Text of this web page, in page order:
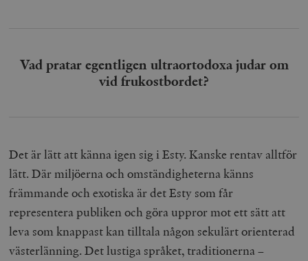
Vad pratar egentligen ultraortodoxa judar om
vid frukostbordet?
Det är lätt att känna igen sig i Esty. Kanske rentav alltför
lätt. Där miljöerna och omständigheterna känns
främmande och exotiska är det Esty som får
representera publiken och göra uppror mot ett sätt att
leva som knappast kan tilltala någon sekulärt orienterad
västerlänning. Det lustiga språket, traditionerna –